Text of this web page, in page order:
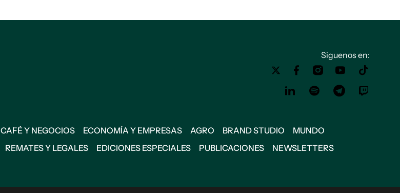
Siguenos en:
CAFÉ Y NEGOCIOS ECONOMÍA Y EMPRESAS AGRO BRAND STUDIO
MUNDO
REMATES Y LEGALES EDICIONES ESPECIALES PUBLICACIONES
NEWSLETTERS